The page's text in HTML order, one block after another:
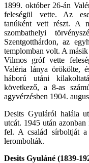
1899. október 26-án
feleségül vette. Az
tanúként vett részt. A
szombathelyi
Szentgotthárdon, az
templomban volt. A
Vilmos gróf vette
Valéria lánya örökölte,
háború utáni
következő, a 8-as
agyvérzésben 1904.
Desits Gyuláról halála
utcát. 1945 után
fel. A család sírboltját a
lerombolták.
Desits Gyuláné (1839-